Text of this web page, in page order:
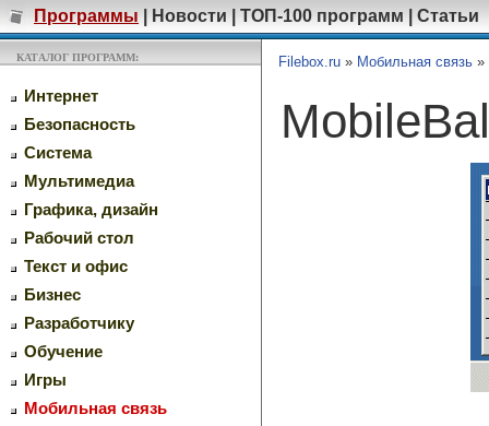
Программы Новости ТОП-100 программ Статьи
КАТАЛОГ ПРОГРАММ:
Интернет
Безопасность
Система
Мультимедиа
Графика, дизайн
Рабочий стол
Текст и офис
Бизнес
Разработчику
Обучение
Игры
Мобильная связь
Filebox.ru » Мобильная связь »